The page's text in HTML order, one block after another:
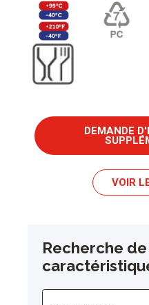
DEMANDE
VOIR
Recherche